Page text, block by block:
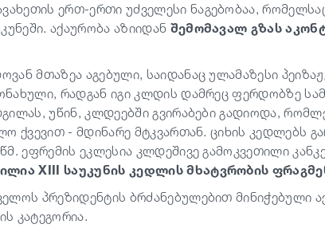
ერთ-ერთი უძველესი ნაგებობაა,
აქაურობა აზიიდან შემომავალ გზას
მთაზეა აგებული, საიდანაც ულამაზესი
რადგან იგი კლდის დამრეც ფერდობზე
უწინ, კლდეებში გვირაბები გადიოდა,
ქვევით - მდინარე მტკვართან. ციხის კედლებს
ეფრემის ეკლესია კლდეშივე გამოკვეთილი
XIII საუკუნის კედლის მხატვრობის
პრეზიდენტის ბრძანებულებით მინიჭებული
კატეგორია.